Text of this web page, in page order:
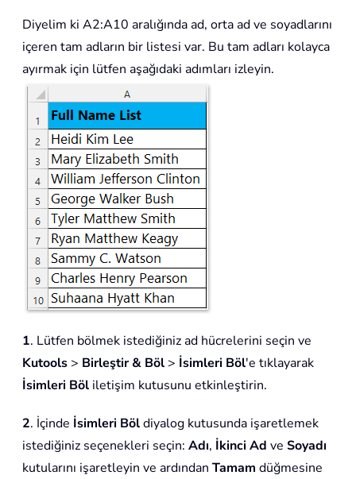
Diyelim ki A2:A10 aralığında ad, orta ad ve soyadlarını
içeren tam adların bir listesi var. Bu tam adları kolayca
ayırmak için lütfen aşağıdaki adımları izleyin.
1. Lütfen bölmek istediğiniz ad hücrelerini seçin ve
Kutools > Birleştir & Böl > İsimleri Böl'e tıklayarak
İsimleri Böl iletişim kutusunu etkinleştirin.
2. İçinde İsimleri Böldiyalog kutusunda işaretlemek
istediğiniz seçenekleri seçin: Adı, İkinci Ad ve Soyadı
kutularını işaretleyin ve ardından Tamam düğmesine